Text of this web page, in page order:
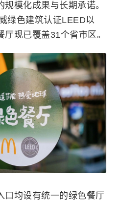
模化成果与长期承诺。
绿色建筑认证LEED以
现已覆盖31个省市区。
口均设有统一的绿色餐厅